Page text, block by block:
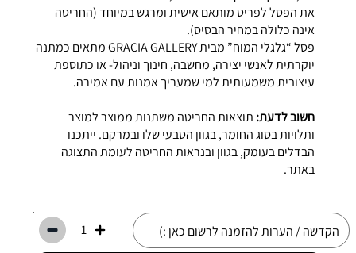
את הפסל לפריט מותאם אישית ומרגש במיוחד (החריטה
אינה כלולה במחיר הבסיס).
פסל “גלגלי המוח” מבית GRACIA GALLERY מתאים כמתנה
יוקרתית לאנשי יצירה, מחשבה, חינוך וניהול- או כתוספת
עיצובית משמעותית למי שמעריך אמנות עם אמירה.
חשוב לדעת: תוצאות החריטה משתנות ממוצר למוצר
ותלויות בסוג החומר, בגוון הטבעי שלו ובמרקם. ייתכנו
הבדלים בעומק, בגוון ובנראות החריטה לעומת התצוגה
באתר.
1